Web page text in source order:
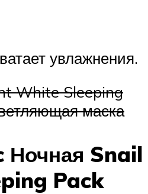
увлажнения.
White Sleeping
маска
Ночная Snail
Pack